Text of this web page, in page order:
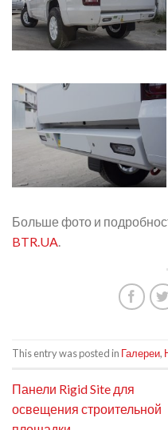
Больше фото и
BTR.UA
This entry was posted in Галереи,
Панели Rigid Site для
освещения строительной